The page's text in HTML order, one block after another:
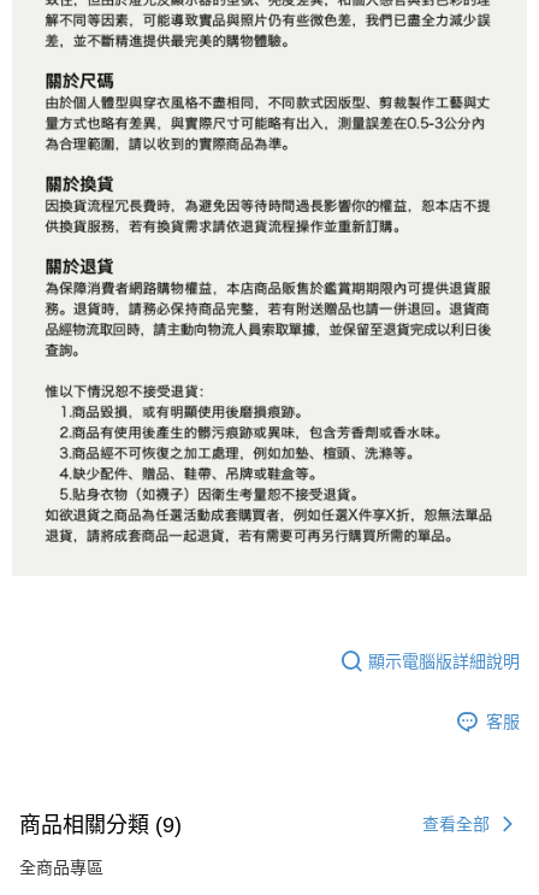
顯示電腦版詳細說明
客服
商品相關分類 (9) 查看全部
全商品專區